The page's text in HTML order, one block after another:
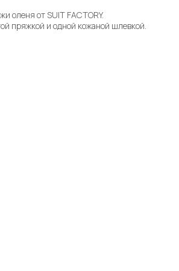
оленя от SUIT FACTORY.
пряжкой и одной кожаной шлевкой.